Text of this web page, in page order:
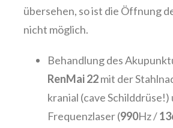
übersehen, so ist die Öffnung
nicht möglich.
Behandlung des
RenMai 22mit der
kranial (cave
Frequenzlaser (990Hz /